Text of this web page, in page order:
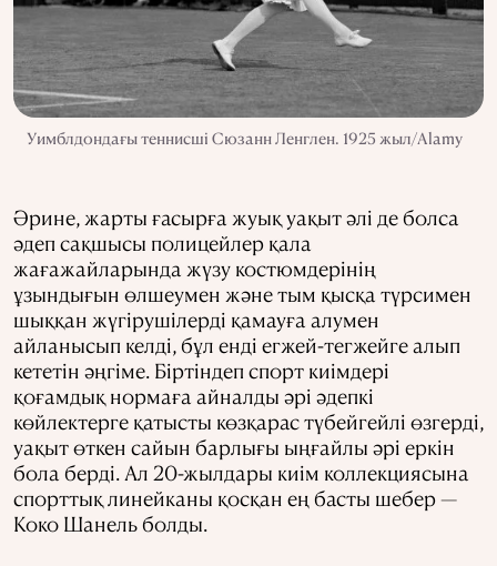
Уимблдондағы теннисші Сюзанн Ленглен. 1925 жыл/Alamy
Әрине, жарты ғасырға жуық уақыт әлі де болса
әдеп сақшысы полицейлер қала
жағажайларында жүзу костюмдерінің
ұзындығын өлшеумен және тым қысқа түрсимен
шыққан жүгірушілерді қамауға алумен
айланысып келді, бұл енді егжей-тегжейге алып
кететін әңгіме. Біртіндеп спорт киімдері
қоғамдық нормаға айналды әрі әдепкі
көйлектерге қатысты көзқарас түбейгейлі өзгерді,
уақыт өткен сайын барлығы ыңғайлы әрі еркін
бола берді. Ал 20-жылдары киім коллекциясына
спорттық линейканы қосқан ең басты шебер —
Коко Шанель болды.